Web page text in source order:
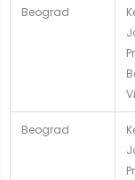
Beograd
Beograd